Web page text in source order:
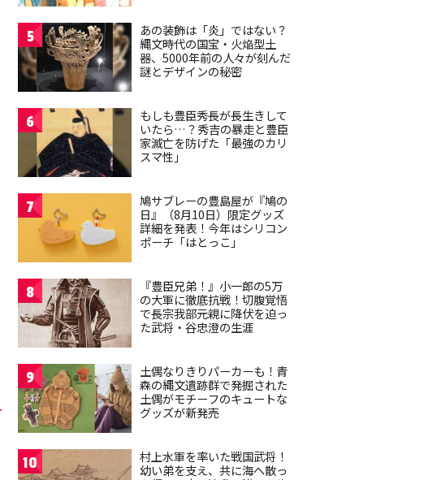
5
あの装飾は「炎」ではない？
縄文時代の国宝・火焔型土
器、5000年前の人々が刻んだ
謎とデザインの秘密
6
もしも豊臣秀長が長生きして
いたら…？秀吉の暴走と豊臣
家滅亡を防げた「最強のカリ
スマ性」
7
鳩サブレーの豊島屋が『鳩の
日』（8月10日）限定グッズ
詳細を発表！今年はシリコン
ポーチ「はとっこ」
8
『豊臣兄弟！』小一郎の5万
の大軍に徹底抗戦！切腹覚悟
で長宗我部元親に降伏を迫っ
た武将・谷忠澄の生涯
9
土偶なりきりパーカーも！青
森の縄文遺跡群で発掘された
土偶がモチーフのキュートな
グッズが新発売
10
村上水軍を率いた戦国武将！
幼い弟を支え、共に海へ散っ